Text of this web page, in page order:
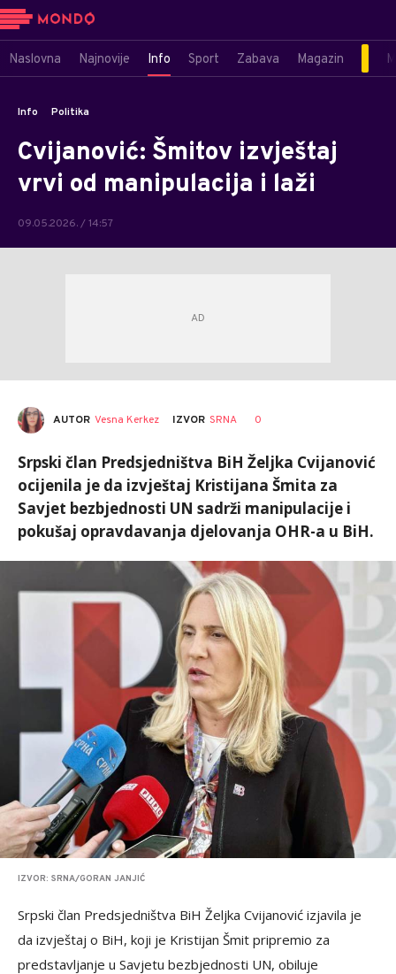
Naslovna Najnovije Info Sport Zabava Magazin
Info Politika
Cvijanović: Šmitov izvještaj
vrvi od manipulacija i laži
09.05.2026. / 14:57
AUTOR Vesna Kerkez IZVOR SRNA 0
Srpski član Predsjedništva BiH Željka Cvijanović
ocijenila je da izvještaj Kristijana Šmita za
Savjet bezbjednosti UN sadrži manipulacije i
pokušaj opravdavanja djelovanja OHR-a u BiH.
IZVOR: SRNA/GORAN JANJIĆ
Srpski član Predsjedništva BiH Željka Cvijanović izjavila je
da izvještaj o BiH, koji je Kristijan Šmit pripremio za
predstavljanje u Savjetu bezbjednosti UN, obiluje